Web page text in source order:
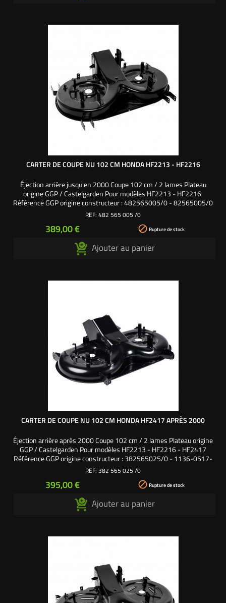
CARTER DE COUPE NU 102 CM HONDA HF2213 - HF2216
Éjection arrière jusqu'en 2000 Coupe 102 cm / 2 lames Plateau
origine GGP / Castelgarden Pour modèles HF2213 - HF2216
Référence GGP origine constructeur : 482565005/0 - 82565005/0
- 82565010/0
REF: 482 565 005 /0
Prix
389,00 €  Rupture de stock
Ajouter au panier
CARTER DE COUPE NU 102 CM HONDA HF2417 APRÈS 2000
Éjection arrière après 2000 Coupe 102 cm / 2 lames Plateau origine
GGP / Castelgarden Pour modèles HF2213 - HF2216 - HF2417
Référence GGP origine constructeur : 382565025/0 - 1136-0517-
01 - 1136-1045-01
REF: 382 565 025 /0
Prix
395,00 €  Rupture de stock
Ajouter au panier